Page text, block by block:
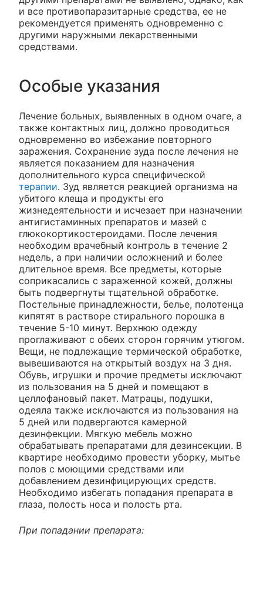
и все противопаразитарные средства, ее не
рекомендуется применять одновременно с
другими наружными лекарственными
средствами.
Особые указания
Лечение больных, выявленных в одном очаге, а
также контактных лиц, должно проводиться
одновременно во избежание повторного
заражения. Сохранение зуда после лечения не
является показанием для назначения
дополнительного курса специфической
терапии. Зуд является реакцией организма на
убитого клеща и продукты его
жизнедеятельности и исчезает при назначении
антигистаминных препаратов и мазей с
глюкокортикостероидами. После лечения
необходим врачебный контроль в течение 2
недель, а при наличии осложнений и более
длительное время. Все предметы, которые
соприкасались с зараженной кожей, должны
быть подвергнуты тщательной обработке.
Постельные принадлежности, белье, полотенца
кипятят в растворе стирального порошка в
течение 5-10 минут. Верхнюю одежду
проглаживают с обеих сторон горячим утюгом.
Вещи, не подлежащие термической обработке,
вывешиваются на открытый воздух на 3 дня.
Обувь, игрушки и прочие предметы исключают
из пользования на 5 дней и помещают в
целлофановый пакет. Матрацы, подушки,
одеяла также исключаются из пользования на
5 дней или подвергаются камерной
дезинфекции. Мягкую мебель можно
обрабатывать препаратами для дезинсекции. В
квартире необходимо провести уборку, мытье
полов с моющими средствами или
добавлением дезинфицирующих средств.
Необходимо избегать попадания препарата в
глаза, полость носа и полость рта.
При попадании препарата: